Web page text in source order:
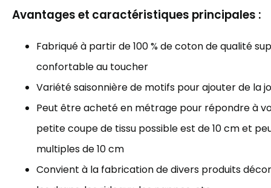
Avantages et caractéristiques principales :
Fabriqué à partir de 100 % de coton de qualité
confortable au toucher
Variété saisonnière de motifs pour ajouter de la
Peut être acheté en métrage pour répondre à
petite coupe de tissu possible est de 10 cm et
multiples de 10 cm
Convient à la fabrication de divers produits